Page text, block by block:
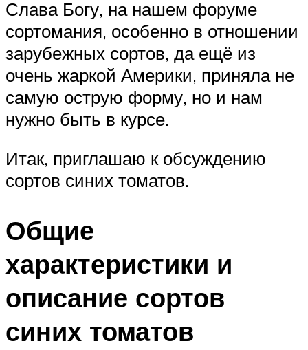
Слава Богу, на нашем форуме
сортомания, особенно в отношении
зарубежных сортов, да ещё из
очень жаркой Америки, приняла не
самую острую форму, но и нам
нужно быть в курсе.
Итак, приглашаю к обсуждению
сортов синих томатов.
Общие
характеристики и
описание сортов
синих томатов